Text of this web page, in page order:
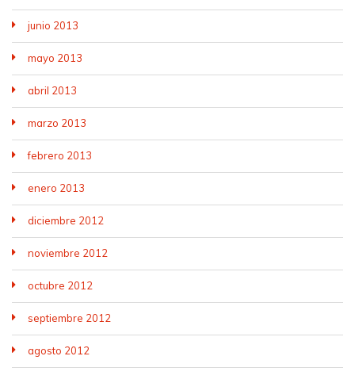
junio 2013
mayo 2013
abril 2013
marzo 2013
febrero 2013
enero 2013
diciembre 2012
noviembre 2012
octubre 2012
septiembre 2012
agosto 2012